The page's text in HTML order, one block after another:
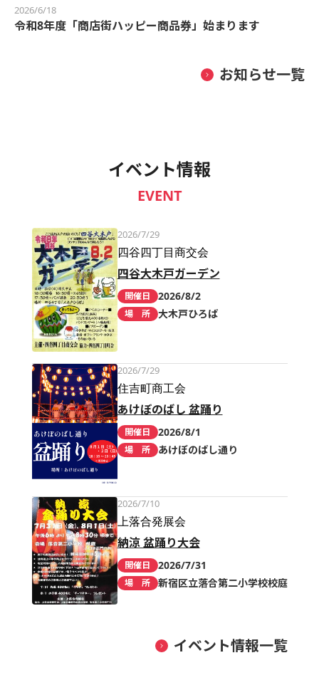
2026/6/18
令和8年度「商店街ハッピー商品券」始まります
お知らせ一覧
イベント情報
EVENT
2026/7/29
四谷四丁目商交会
四谷大木戸ガーデン
開催日 2026/8/2
場 所 大木戸ひろば
2026/7/29
住吉町商工会
あけぼのばし 盆踊り
開催日 2026/8/1
場 所 あけぼのばし通り
2026/7/10
上落合発展会
納涼 盆踊り大会
開催日 2026/7/31
場 所 新宿区立落合第二小学校校庭
イベント情報一覧